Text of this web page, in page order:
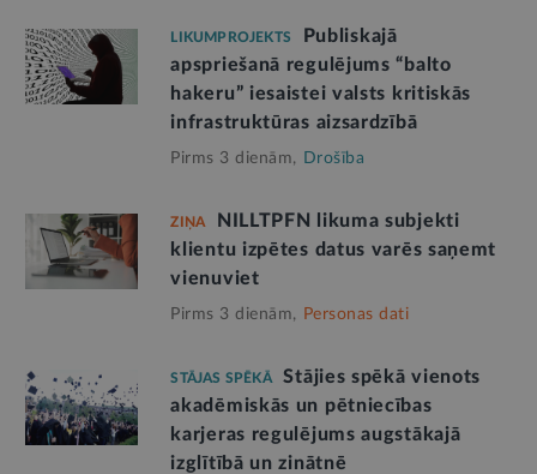
LIKUMPROJEKTS
Publiskajā
apspriešanā regulējums “balto
hakeru” iesaistei valsts kritiskās
infrastruktūras aizsardzībā
Pirms 3 dienām, Drošība
ZIŅA
NILLTPFN likuma subjekti
klientu izpētes datus varēs saņemt
vienuviet
Pirms 3 dienām, Personas dati
STĀJAS SPĒKĀ
Stājies spēkā vienots
akadēmiskās un pētniecības
karjeras regulējums augstākajā
izglītībā un zinātnē